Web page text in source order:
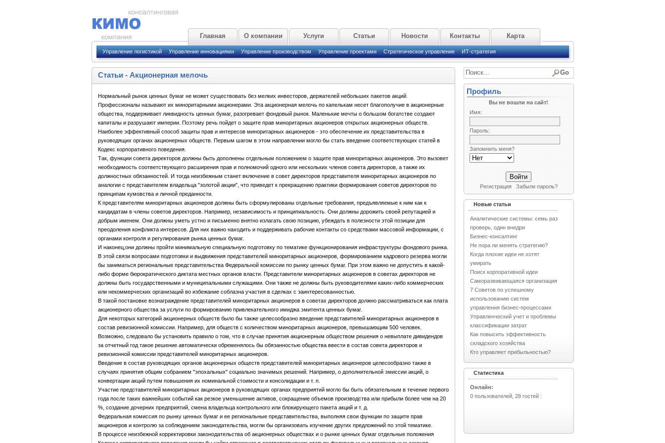
Главная О компании Услуги Статьи Новости Контакты Карта
Управление логистикой Управление инновациями Управление производством Управление проектами Стратегическое управление ИТ-стратегия
Статьи- Акционерная мелочь
Нормальный рынок ценных бумаг не может существовать без мелких инвесторов, держателей небольших пакетов акций.
Профессионалы называют их миноритарными акционерами. Эта акционерная мелочь по капелькам несет благополучие в акционерные
общества, поддерживает ликвидность ценных бумаг, разогревает фондовый рынок. Маленькие мечты о большом богатстве создают
капиталы и разрушают империи. Поэтому речь пойдет о защите прав миноритарных акционеров открытых акционерных обществ.
Наиболее эффективный способ защиты прав и интересов миноритарных акционеров - это обеспечение их представительства в
руководящих органах акционерных обществ. Первым шагом в этом направлении могло бы стать введение соответствующих статей в
Кодекс корпоративного поведения.
Так, функции совета директоров должны быть дополнены отдельным положением о защите прав миноритарных акционеров. Это вызовет
необходимость соответствующего расширения прав и полномочий одного или нескольких членов совета директоров, а также их
должностных обязанностей. И тогда неизбежным станет включение в совет директоров представителя миноритарных акционеров по
аналогии с представителем владельца "золотой акции", что приведет к прекращению практики формирования советов директоров по
принципам кумовства и личной преданности.
К представителям миноритарных акционеров должны быть сформулированы отдельные требования, предъявляемые к ним как к
кандидатам в члены советов директоров. Например, независимость и принципиальность. Они должны дорожить своей репутацией и
добрым именем. Они должны уметь устно и письменно внятно излагать свою позицию, убеждать в полезности этой позиции для
преодоления конфликта интересов. Для них важно находить и поддерживать рабочие контакты со средствами массовой информации, с
органами контроля и регулирования рынка ценных бумаг.
И наконец,они должны пройти минимальную специальную подготовку по тематике функционирования инфраструктуры фондового рынка.
В этой связи вопросами подготовки и выдвижения представителей миноритарных акционеров, формированием кадрового резерва могли
бы заниматься региональные представительства Федеральной комиссии по рынку ценных бумаг. При этом важно не допустить в какой-
либо форме бюрократического диктата местных органов власти. Представители миноритарных акционеров в советах директоров не
должны быть государственными и муниципальными служащими. Они также не должны быть руководителями каких-либо коммерческих
или некоммерческих организаций во избежание соблазна участия в сделках с заинтересованностью.
В такой постановке вознаграждение представителей миноритарных акционеров в советах директоров должно рассматриваться как плата
акционерного общества за услуги по формированию привлекательного имиджа эмитента ценных бумаг.
Для некоторых категорий акционерных обществ было бы также целесообразно введение представителей миноритарных акционеров в
состав ревизионной комиссии. Например, для обществ с количеством миноритарных акционеров, превышающим 500 человек.
Возможно, следовало бы установить правило о том, что в случае принятия акционерным обществом решения о невыплате дивидендов
за отчетный год такое решение автоматически обременялось бы обязанностью общества ввести в состав совета директоров и
ревизионной комиссии представителей миноритарных акционеров.
Введение в состав руководящих органов акционерных обществ представителей миноритарных акционеров целесообразно также в
случаях принятия общим собранием "эпохальных" социально значимых решений. Например, о дополнительной эмиссии акций, о
конвертации акций путем повышения их номинальной стоимости и консолидации и т. п.
Участие представителей миноритарных акционеров в руководящих органах предприятий могло бы быть обязательным в течение первого
года после таких важнейших событий как резкое уменьшение активов, сокращение объемов производства или прибыли более чем на 20
%, создание дочерних предприятий, смена владельца контрольного или блокирующего пакета акций и т. д.
Федеральная комиссия по рынку ценных бумаг и ее региональные представительства, выполняя свои функции по защите прав
акционеров и контролю за соблюдением законодательства, могли бы организовать изучение других предложений по этой тематике.
В процессе неизбежной корректировки законодательства об акционерных обществах и о рынке ценных бумаг отдельные положения
Профиль
Вы не вошли на сайт!
Имя:
Пароль:
Запомнить меня?
Регистрация Забыли пароль?
Новые статьи
Аналитические системы: семь раз
проверь, один внедри
Бизнес-консалтинг
Не пора ли менять стратегию?
Когда плохие идеи не хотят
умирать
Поиск корпоративной идеи
Саморазвивающаяся организация
7 Советов по успешному
использованию систем
управления бизнес-процессами
Управленческий учет и проблемы
классификации затрат
Как повысить эффективность
складского хозяйства
Кто управляет прибыльностью?
Статистика
Онлайн:
0 пользователей, 28 гостей: